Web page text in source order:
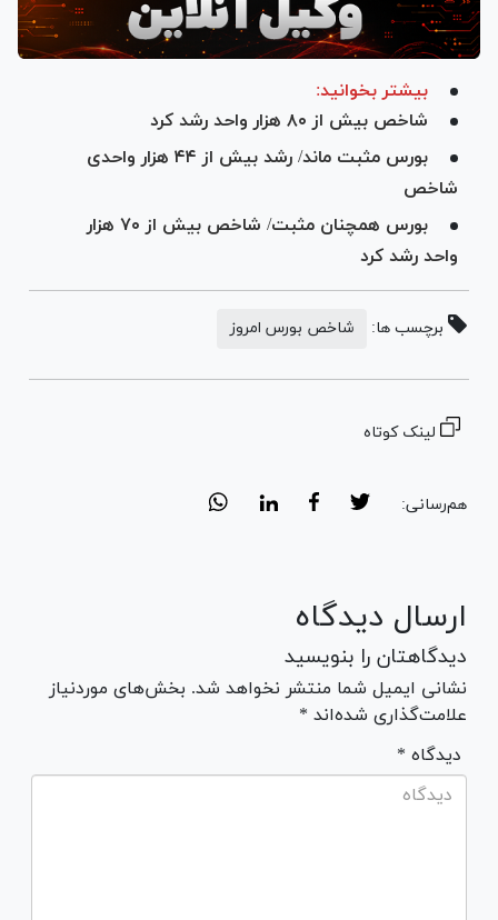
بیشتر بخوانید:
شاخص بیش از ۸۰ هزار واحد رشد کرد
بورس مثبت ماند/ رشد بیش از ۴۴ هزار واحدی
شاخص
بورس همچنان مثبت/ شاخص بیش از ۷۰ هزار
واحد رشد کرد
برچسب ها: شاخص بورس امروز
لینک کوتاه
هم‌رسانی:
ارسال دیدگاه
دیدگاهتان را بنویسید
نشانی ایمیل شما منتشر نخواهد شد. بخش‌های موردنیاز
علامت‌گذاری شده‌اند *
* دیدگاه